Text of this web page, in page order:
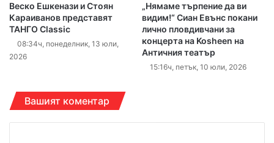
Веско Ешкенази и Стоян
Караиванов представят
ТАНГО Classic
08:34ч, понеделник, 13 юли,
2026
„Нямаме търпение да ви
видим!“ Сиан Евънс покани
лично пловдивчани за
концерта на Kosheen на
Античния театър
15:16ч, петък, 10 юли, 2026
Вашият коментар